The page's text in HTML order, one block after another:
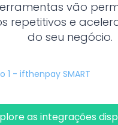
vão
repetitivos e
do seu negócio.
as integrações